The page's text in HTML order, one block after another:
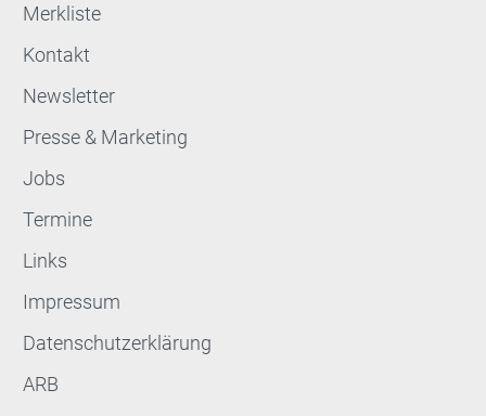
Merkliste
Kontakt
Newsletter
Presse & Marketing
Jobs
Termine
Links
Impressum
Datenschutzerklärung
ARB